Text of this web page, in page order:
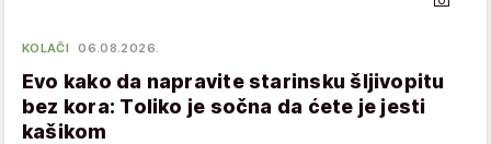
KOLAČI 06.08.2026.
Evo kako da napravite starinsku šljivopitu
bez kora: Toliko je sočna da ćete je jesti
kašikom